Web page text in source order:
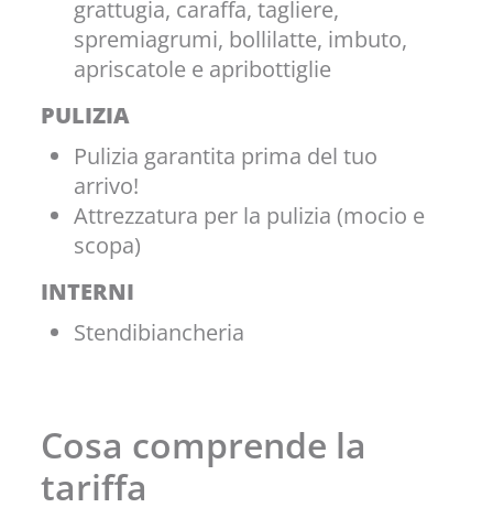
grattugia, caraffa, tagliere,
spremiagrumi, bollilatte, imbuto,
apriscatole e apribottiglie
PULIZIA
Pulizia garantita prima del tuo
arrivo!
Attrezzatura per la pulizia (mocio e
scopa)
INTERNI
Stendibiancheria
Cosa comprende la
tariffa